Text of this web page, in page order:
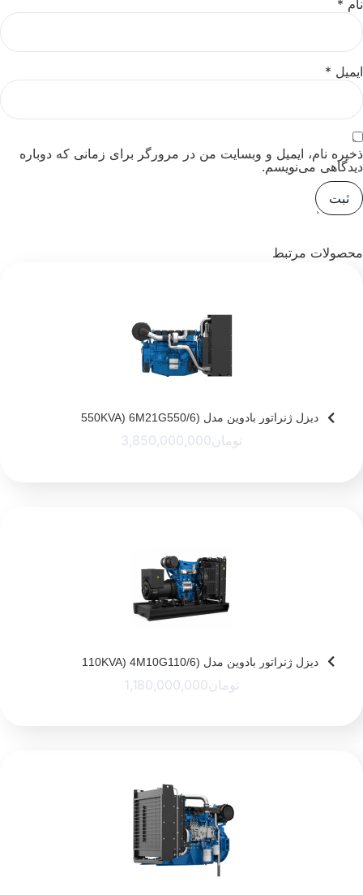
نام *
ایمیل *
ذخیره نام، ایمیل و وبسایت من در مرورگر برای زمانی که دوباره
دیدگاهی می‌نویسم.
محصولات مرتبط
دیزل ژنراتور بادوین مدل (550KVA) 6M21G550/6
تومان3,850,000,000
دیزل ژنراتور بادوین مدل (110KVA) 4M10G110/6
تومان1,180,000,000